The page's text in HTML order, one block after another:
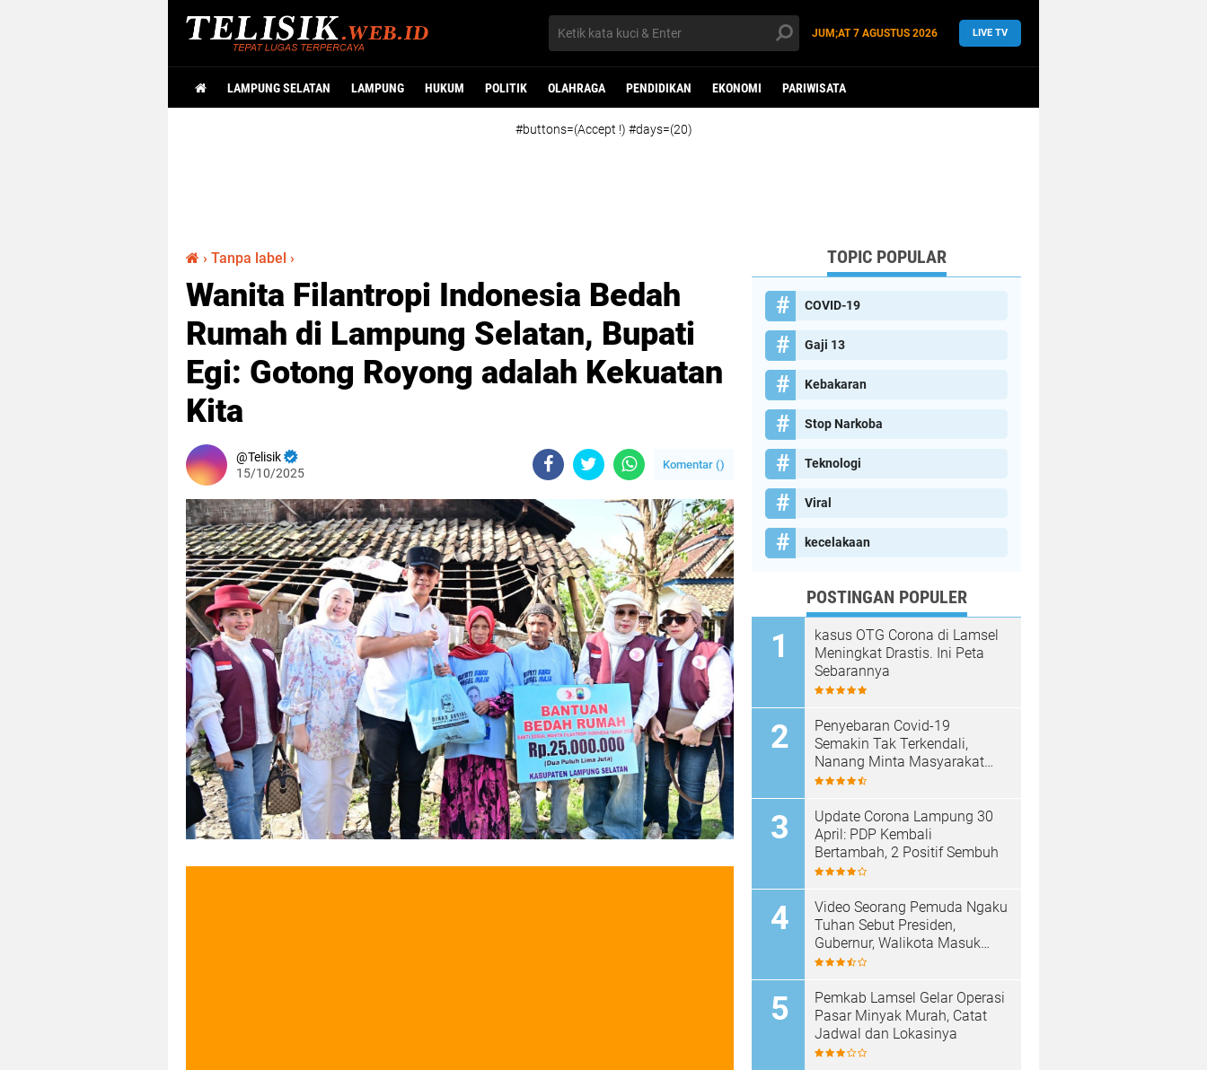
JUM;AT7 AGUSTUS 2026 LIVE TV
LAMPUNG SELATAN LAMPUNG HUKUM POLITIK OLAHRAGA PENDIDIKAN EKONOMI PARIWISATA
#buttons=(Accept !) #days=(20)
› Tanpa label ›
Wanita Filantropi Indonesia Bedah
Rumah di Lampung Selatan, Bupati
Egi: Gotong Royong adalah Kekuatan
Kita
Telisik
15/10/2025
Komentar ()
TOPIC POPULAR
COVID-19
Gaji 13
Kebakaran
Stop Narkoba
Teknologi
Viral
kecelakaan
POSTINGAN POPULER
kasus OTG Corona di Lamsel
Meningkat Drastis. Ini Peta
Sebarannya
Penyebaran Covid-19
Semakin Tak Terkendali,
Nanang Minta Masyarakat
Patuhi Prokes
Update Corona Lampung 30
April: PDP Kembali
Bertambah, 2 Positif Sembuh
Video Seorang Pemuda Ngaku
Tuhan Sebut Presiden,
Gubernur, Walikota Masuk
Neraka, Anak Punk Masuk
Pemkab Lamsel Gelar Operasi
Pasar Minyak Murah, Catat
Jadwal dan Lokasinya